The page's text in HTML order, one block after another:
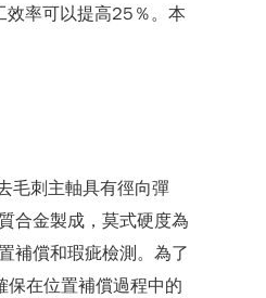
效率可以提高25％。本
毛刺主軸具有徑向彈
合金製成，莫式硬度為
補償和瑕疵檢測。為了
保在位置補償過程中的